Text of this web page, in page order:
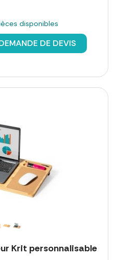
disponibles
DE DEVIS
Krit personnalisable